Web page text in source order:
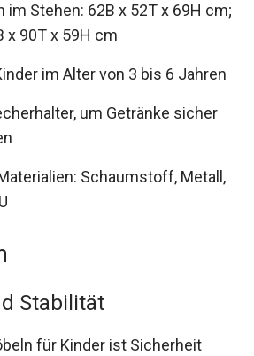
im Stehen: 62B x 52T x 69H cm;
x 90T x 59H cm
im Alter von 3 bis 6 Jahren
um Getränke sicher
Schaumstoff, Metall,
Stabilität
für Kinder ist Sicherheit